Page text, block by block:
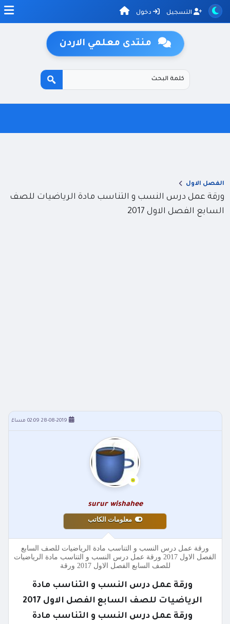
التسجيل دخول
منتدى معلمي الاردن
الفصل الاول
ورقة عمل درس النسب و التناسب مادة الرياضيات للصف
السابع الفصل الاول 2017
28-08-2019 02:09 مساءً
surur wishahee
معلومات الكاتب
ورقة عمل درس النسب و التناسب مادة الرياضيات للصف السابع
الفصل الاول 2017 ورقة عمل درس النسب و التناسب مادة الرياضيات
للصف السابع الفصل الاول 2017 ورقة
ورقة عمل درس النسب و التناسب مادة
الرياضيات للصف السابع الفصل الاول 2017
ورقة عمل درس النسب و التناسب مادة